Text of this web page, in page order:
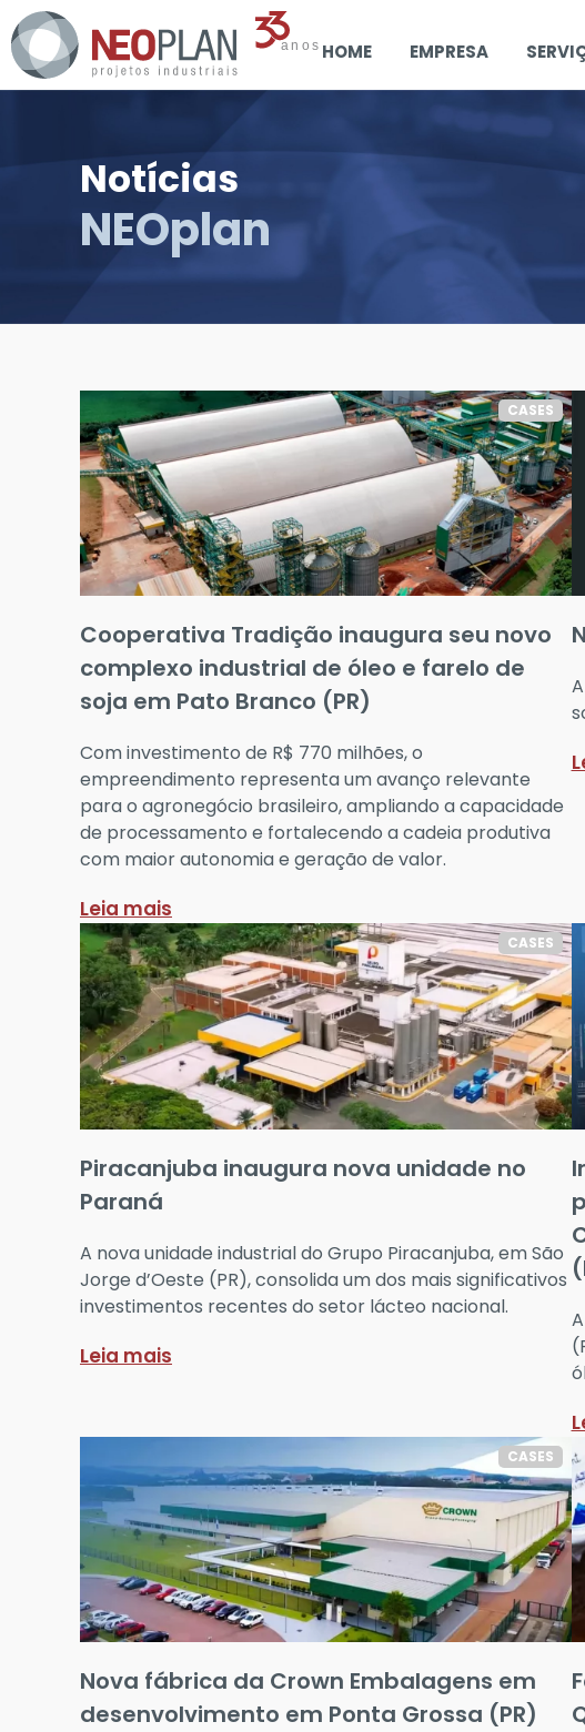
HOME EMPRESA
Notícias
NEOplan
Cooperativa Tradição inaugura seu novo
complexo industrial de óleo e farelo de
soja em Pato Branco (PR)
CASES
Com investimento de R$ 770 milhões, o
empreendimento representa um avanço relevante
para o agronegócio brasileiro, ampliando a capacidade
de processamento e fortalecendo a cadeia produtiva
com maior autonomia e geração de valor.
Leia mais
Piracanjuba inaugura nova unidade no
Paraná
CASES
A nova unidade industrial do Grupo Piracanjuba, em São
Jorge d’Oeste (PR), consolida um dos mais significativos
investimentos recentes do setor lácteo nacional.
Leia mais
Nova fábrica da Crown Embalagens em
desenvolvimento em Ponta Grossa (PR)
CASES